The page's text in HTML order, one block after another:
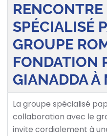
SPÉCIALISÉ
GROUPE
FONDATION
GIANADDA À
La groupe spécialisé
collaboration avec le
invite cordialement à